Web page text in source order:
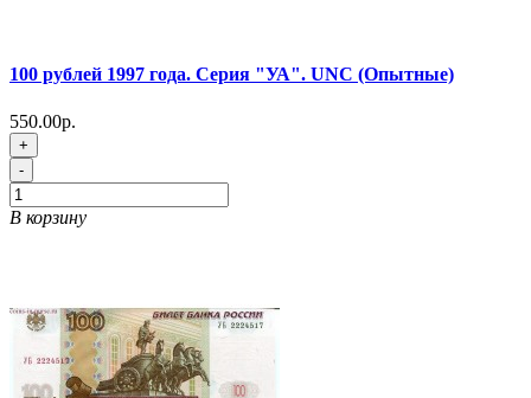
100 рублей 1997 года. Серия "УА". UNC (Опытные)
550.00р.
+
-
В корзину